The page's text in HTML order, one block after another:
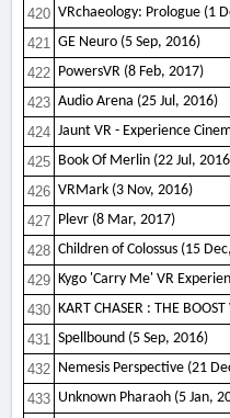
420 VRchaeology: Prologue (1
421 GE Neuro (5 Sep, 2016)
422 PowersVR (8 Feb, 2017)
423 Audio Arena (25 Jul, 2016)
424 Jaunt VR - Experience
425 Book Of Merlin (22 Jul,
426 VRMark (3 Nov, 2016)
427 Plevr (8 Mar, 2017)
428 Children of Colossus (15
429 Kygo 'Carry Me' VR
430 KART CHASER : THE
431 Spellbound (5 Sep, 2016)
432 Nemesis Perspective (21
433 Unknown Pharaoh (5 Jan,